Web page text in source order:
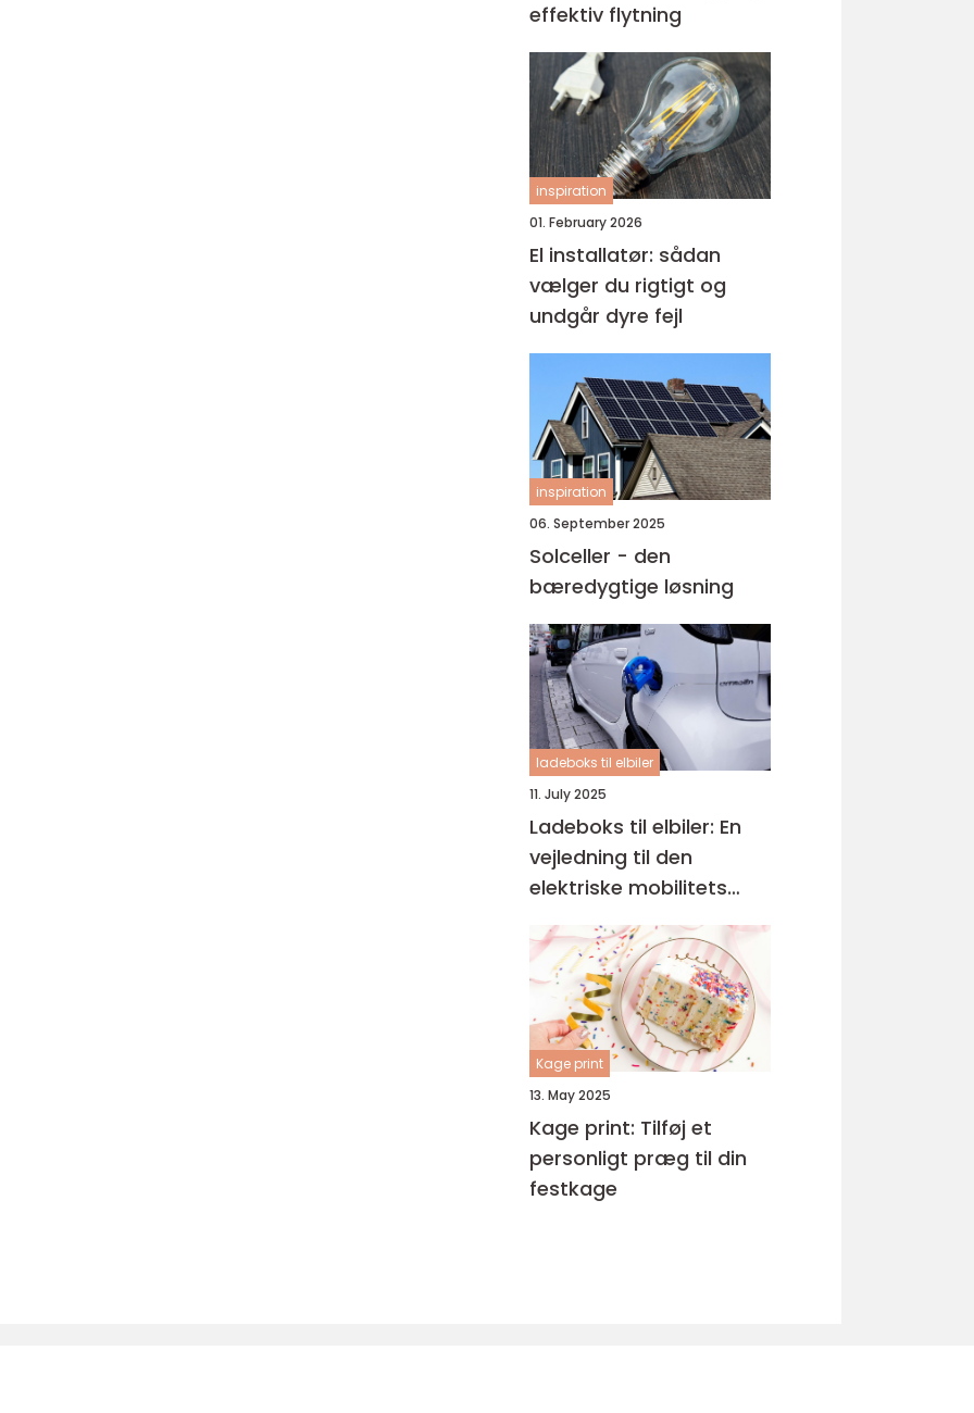
effektiv flytning
inspiration
01. February 2026
El installatør: sådan
vælger du rigtigt og
undgår dyre fejl
inspiration
06. September 2025
Solceller - den
bæredygtige løsning
ladeboks til elbiler
11. July 2025
Ladeboks til elbiler: En
vejledning til den
elektriske mobilitets
fremtid
Kage print
13. May 2025
Kage print: Tilføj et
personligt præg til din
festkage